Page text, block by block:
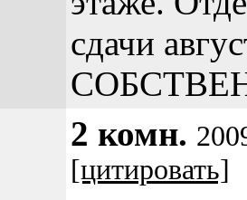
сдачи
2 комн.
[цитировать]